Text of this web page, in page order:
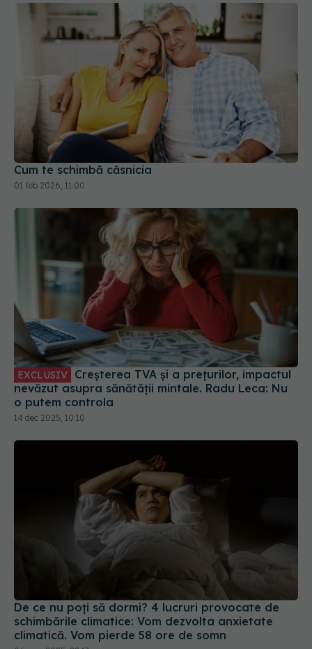
Cum te schimbă căsnicia
01 feb 2026, 11:00
EXCLUSIV Creșterea TVA și a prețurilor, impactul
nevăzut asupra sănătății mintale. Radu Leca: Nu
o putem controla
14 dec 2025, 10:10
De ce nu poți să dormi? 4 lucruri provocate de
schimbările climatice: Vom dezvolta anxietate
climatică. Vom pierde 58 ore de somn
06 mar 2025, 22:13